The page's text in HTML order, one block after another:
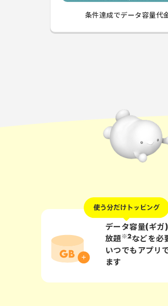
条件達成でデータ容量代
データ容量(ギガ
放題※2などを必
いつでもアプリ
ます